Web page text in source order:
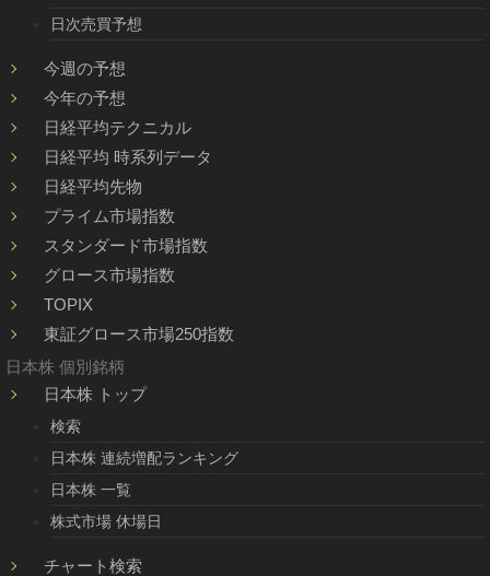
日次売買予想
今週の予想
今年の予想
日経平均テクニカル
日経平均 時系列データ
日経平均先物
プライム市場指数
スタンダード市場指数
グロース市場指数
TOPIX
東証グロース市場250指数
日本株 個別銘柄
日本株 トップ
検索
日本株 連続増配ランキング
日本株 一覧
株式市場 休場日
チャート検索